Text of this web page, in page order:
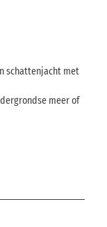
schattenjacht met
meer of